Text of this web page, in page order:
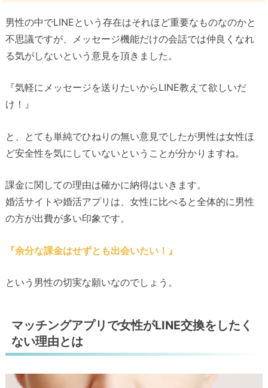
男性の中でLINEという存在はそれほど重要なものなのかと
不思議ですが、メッセージ機能だけの会話では仲良くなれ
る気がしないという意見を頂きました。
『気軽にメッセージを送りたいからLINE教えて欲しいだ
け！』
と、とても単純でひねりの無い意見でしたが男性は女性ほ
ど安全性を気にしていないということが分かりますね。
課金に関しての理由は確かに納得はいきます。
婚活サイトや婚活アプリは、女性に比べると全体的に男性
の方が出費が多い印象です。
『余分な課金はせずとも出会いたい！』
という男性の切実な願いなのでしょう。
マッチングアプリで女性がLINE交換をしたく
ない理由とは